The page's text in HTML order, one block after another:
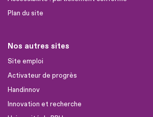
Plan du site
Nos autres sites
Site emploi
Activateur de progrès
Handinnov
Innovation et recherche